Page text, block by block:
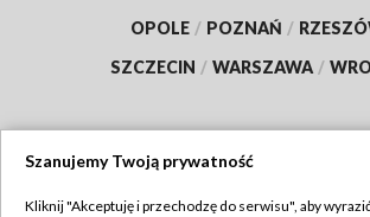
OPOLE / POZNAŃ /
SZCZECIN / WARSZAWA /
Szanujemy Twoją prywatność
Kliknij "Akceptuję i przechodzę do serwisu", aby